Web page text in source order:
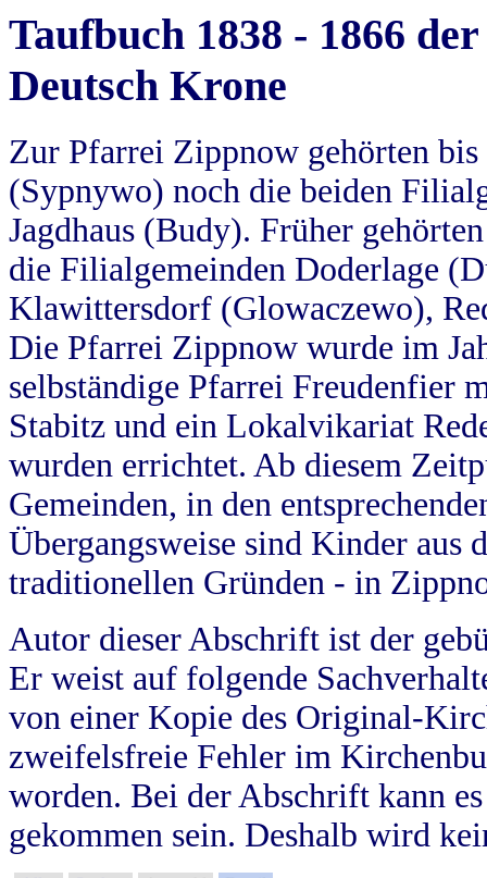
Taufbuch 1838 - 1866
Deutsch Krone
Zur Pfarrei Zippnow gehörten
(Sypnywo) noch die beiden
Jagdhaus (Budy). Früher
die Filialgemeinden Doderlage
Klawittersdorf (Glowaczewo),
Die Pfarrei Zippnow wurde im
selbständige Pfarrei Freudenfier
Stabitz und ein Lokalvikariat
wurden errichtet. Ab diesem
Gemeinden, in den
Übergangsweise sind Kinder aus
traditionellen Gründen - in
Autor dieser Abschrift ist der
Er weist auf folgende
von einer Kopie des Original-
zweifelsfreie Fehler im
worden. Bei der Abschrift kann
gekommen sein. Deshalb wird